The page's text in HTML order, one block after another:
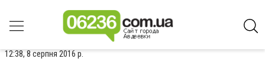
12:38, 8 серпня 2016 р.